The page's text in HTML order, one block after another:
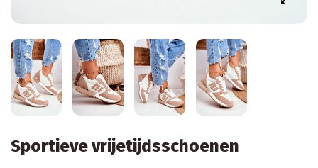
Sportieve vrijetijdsschoenen